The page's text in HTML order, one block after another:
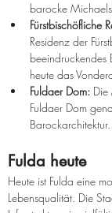
barocke
Fürstbischöfliche
Residenz der
heute das
Fuldaer Dom: Die
Fuldaer Dom
Barockarchitektur.
Fulda heute
Heute ist Fulda eine
Lebensqualität. Die